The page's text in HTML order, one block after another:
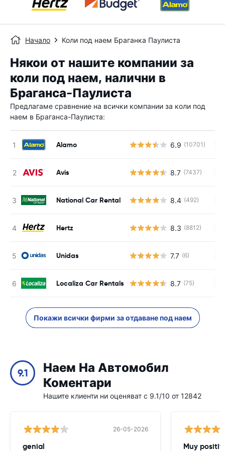
Начало Коли под наем Браганка Паулиста
Някои от нашите компании за
коли под наем, налични в
Браганса-Паулиста
Предлагаме сравнение на всички компании за коли под
наем в Браганса-Паулиста:
Alamo 6.9 (10701)
Avis 8.7 (7437)
National Car Rental 8.4 (492)
Hertz 8.3 (8812)
Unidas 7.7 (6)
Localiza Car Rentals 8.7 (75)
Покажи всички фирми за отдаване под наем
9.1
Наем На Автомобил
Коментари
Нашите клиенти ни оценяват с 9.1/10 от 12842
26-05-2026
genial Muy